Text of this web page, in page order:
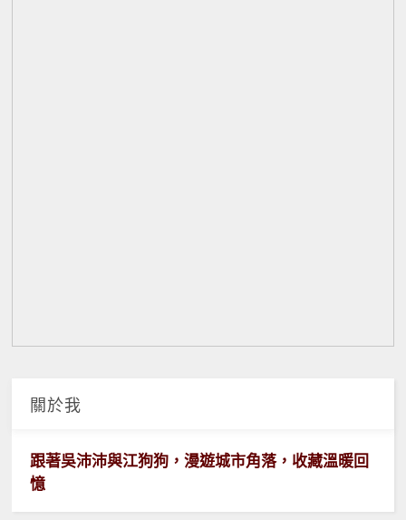
關於我
跟著吳沛沛與江狗狗，漫遊城市角落，收藏溫暖回
憶